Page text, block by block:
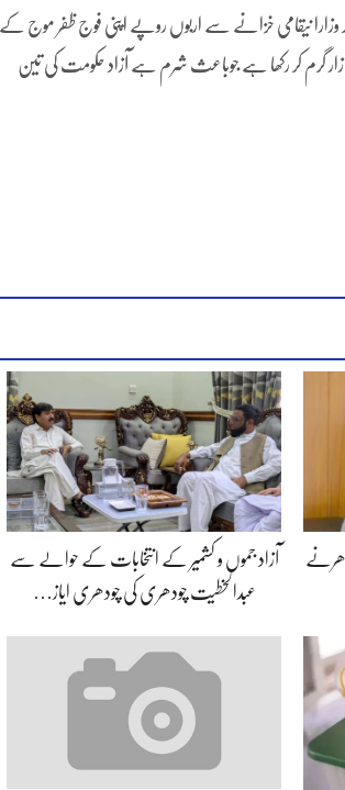
وزارا نیقامی خزانے سے اربوں روپے اپنی فوج ظفر موج کے
گرم کر رکھا ہے جوباعث شرم ہے آزاد حکومت کی تین
آزاد جموں و کشمیر کے انتخابات کے حوالے سے
عبدالخطیت چودھری کی چودھری ایاز…